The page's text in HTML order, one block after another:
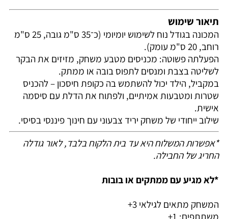
תיאור שימוש
המכונה בגודל נוח לשימוש יומיומי (כ־35 ס"מ גובה, 25 ס"מ
רוחב, 20 ס"מ עומק).
הפעלתה פשוטה: מכניסים מטבע משחק, מזיזים את הבקר
לשליטה בצבת ומנסים לתפוס בובה או ממתק.
במקביל, הילד יכול להשתמש בה כקופת חיסכון – להכניס
שטרות ומטבעות אמיתיים, ולפתוח את הדלת עם סיסמה
אישית.
שילוב ייחודי של משחק יריד צבעוני עם חינוך פיננסי בסיסי.
*אפשרות המשלוח היא עד בית הלקוח בלבד, לאור גודלה
החריג של החבילה.
*לא מגיע עם ממתקים או בובות
המשחק מתאים לגילאי 3+